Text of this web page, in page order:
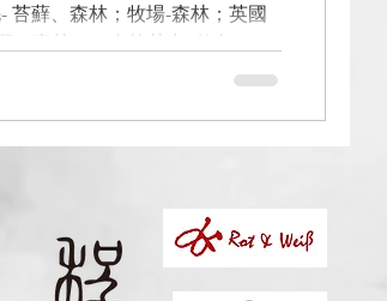
苔蘚、森林；牧場-森林；英國
、森林，一次拉其中2款各一
肩部的葉子花樣外，剩下幾乎是
一週的時間。實際時數大概不
乎是全下針，因此萌生了嘗試
需要從一小塊織片去決定好所
約的總行數，再去排列顏色變
使用了4色由淺到深的主線(絲